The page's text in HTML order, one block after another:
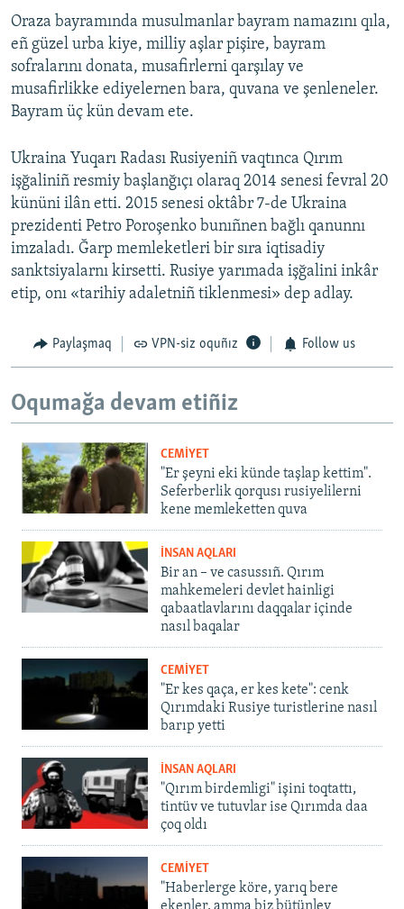
Oraza bayramında musulmanlar bayram namazını qıla,
eñ güzel urba kiye, milliy aşlar pişire, bayram
sofralarını donata, musafirlerni qarşılay ve
musafirlikke ediyelernen bara, quvana ve şenleneler.
Bayram üç kün devam ete.
Ukraina Yuqarı Radası Rusiyeniñ vaqtınca Qırım
işğaliniñ resmiy başlanğıçı olaraq 2014 senesi fevral 20
kününi ilân etti. 2015 senesi oktâbr 7-de Ukraina
prezidenti Petro Poroşenko bunıñnen bağlı qanunnı
imzaladı. Ğarp memleketleri bir sıra iqtisadiy
sanktsiyalarnı kirsetti. Rusiye yarımada işğalini inkâr
etip, onı «tarihiy adaletniñ tiklenmesi» dep adlay.
Paylaşmaq VPN-siz oquñız Follow us
Oqumağa devam etiñiz
CEMİYET
"Er şeyni eki künde taşlap kettim".
Seferberlik qorqusı rusiyelilerni
kene memleketten quva
İNSAN AQLARI
Bir an – ve casussıñ. Qırım
mahkemeleri devlet hainligi
qabaatlavlarını daqqalar içinde
nasıl baqalar
CEMİYET
"Er kes qaça, er kes kete": cenk
Qırımdaki Rusiye turistlerine nasıl
barıp yetti
İNSAN AQLARI
"Qırım birdemligi" işini toqtattı,
tintüv ve tutuvlar ise Qırımda daa
çoq oldı
CEMİYET
"Haberlerge köre, yarıq bere